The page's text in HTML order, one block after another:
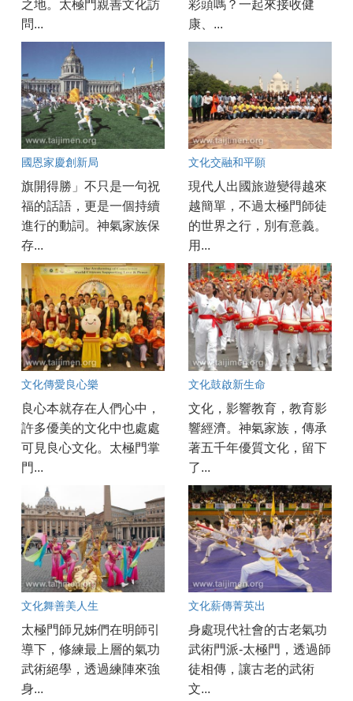
之地。太極門親善文化訪
問...
彩頭嗎？一起來接收健
康、...
國恩家慶創新局
旗開得勝」不只是一句祝
福的話語，更是一個持續
進行的動詞。神氣家族保
存...
文化交融和平願
現代人出國旅遊變得越來
越簡單，不過太極門師徒
的世界之行，別有意義。
用...
文化傳愛良心樂
良心本就存在人們心中，
許多優美的文化中也處處
可見良心文化。太極門掌
門...
文化鼓啟新生命
文化，影響教育，教育影
響經濟。神氣家族，傳承
著五千年優質文化，留下
了...
文化舞善美人生
太極門師兄姊們在明師引
導下，修練最上層的氣功
武術絕學，透過練陣來強
身...
文化薪傳菁英出
身處現代社會的古老氣功
武術門派-太極門，透過師
徒相傳，讓古老的武術
文...